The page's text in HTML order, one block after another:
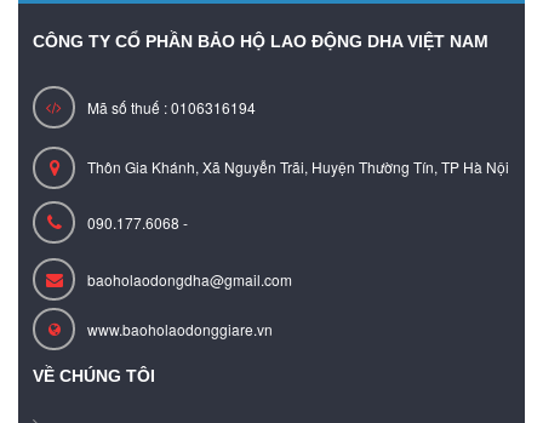
CÔNG TY CỔ PHẦN BẢO HỘ LAO ĐỘNG DHA VIỆT NAM
Mã số thuế : 0106316194
Thôn Gia Khánh, Xã Nguyễn Trãi, Huyện Thường Tín, TP Hà Nội
090.177.6068 -
baoholaodongdha@gmail.com
www.baoholaodonggiare.vn
VỀ CHÚNG TÔI